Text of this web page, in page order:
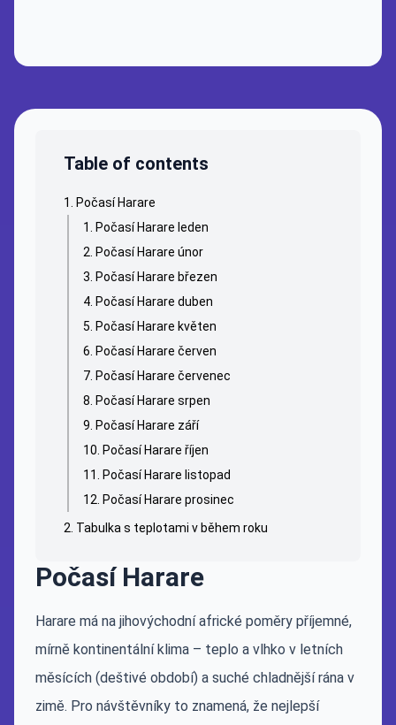
Table of contents
Počasí Harare
Počasí Harare leden
Počasí Harare únor
Počasí Harare březen
Počasí Harare duben
Počasí Harare květen
Počasí Harare červen
Počasí Harare červenec
Počasí Harare srpen
Počasí Harare září
Počasí Harare říjen
Počasí Harare listopad
Počasí Harare prosinec
Tabulka s teplotami v během roku
Počasí Harare
Harare má na jihovýchodní africké poměry příjemné,
mírně kontinentální klima – teplo a vlhko v letních
měsících (deštivé období) a suché chladnější rána v
zimě. Pro návštěvníky to znamená, že nejlepší